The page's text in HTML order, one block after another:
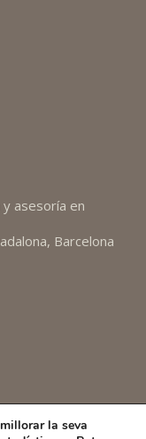
y asesoría en
Barcelona
la seva